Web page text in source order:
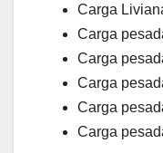
Carga
Carga
Carga
Carga
Carga
Carga